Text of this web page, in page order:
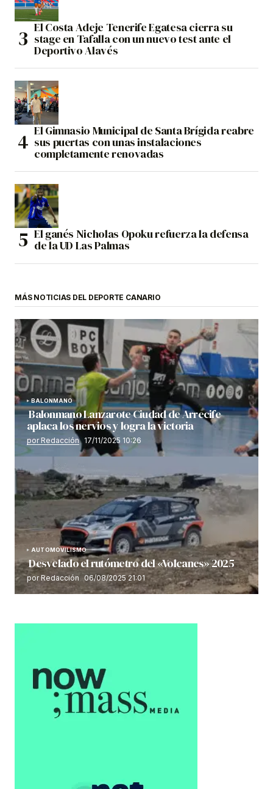
El Costa Adeje Tenerife Egatesa cierra su
stage en Tafalla con un nuevo test ante el
Deportivo Alavés
El Gimnasio Municipal de Santa Brígida reabre
sus puertas con unas instalaciones
completamente renovadas
El ganés Nicholas Opoku refuerza la defensa
de la UD Las Palmas
MÁS NOTICIAS DEL DEPORTE CANARIO
BALONMANO
Balonmano Lanzarote Ciudad de Arrecife
aplaca los nervios y logra la victoria
por Redacción 17/11/2025 10:26
AUTOMOVILISMO
Desvelado el rutómetro del «Volcanes» 2025
por Redacción 06/08/2025 21:01